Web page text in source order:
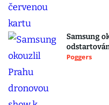
Samsung
Poggers